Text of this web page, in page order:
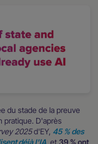
du stade de la preuve
pratique. D'après
2025d'EY, 45 % des
déjà l'IA , et 39 % ont